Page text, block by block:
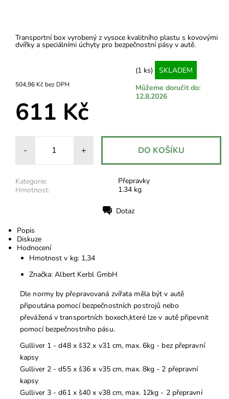
Transportní box vyrobený z vysoce kvalitního plastu s kovovými
dvířky a speciálními úchyty pro bezpečnostní pásy v autě.
504,96 Kč bez DPH
(1 ks)
SKLADEM
Můžeme doručit do:
12.8.2026
611 Kč
- +
Kategorie:
Přepravky
Hmotnost:
1.34 kg
Dotaz
Popis
Diskuze
Hodnocení
Hmotnost v kg: 1,34
Značka: Albert Kerbl GmbH
Dle normy by přepravovaná zvířata měla být v autě
připoutána pomocí bezpečnostních postrojů nebo
převážená v transportních boxech,které lze v autě připevnit
pomocí bezpečnostního pásu.
Gulliver 1 - d48 x š32 x v31 cm, max. 6kg - bez přepravní
kapsy
Gulliver 2 - d55 x š36 x v35 cm, max. 8kg - 2 přepravní
kapsy
Gulliver 3 - d61 x š40 x v38 cm, max. 12kg - 2 přepravní